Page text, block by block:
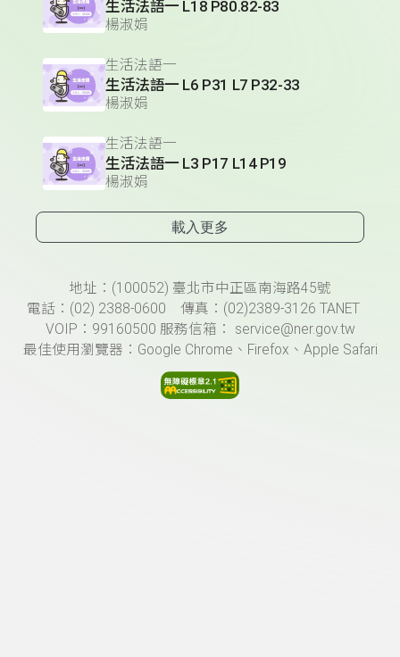
生活法語一 L18 P80.82-83
楊淑娟
生活法語一
生活法語一 L6 P31 L7 P32-33
楊淑娟
生活法語一
生活法語一 L3 P17 L14 P19
楊淑娟
載入更多
頁尾資訊地址：(100052) 臺北市中正區南海路45號
電話：(02) 2388-0600 傳真：(02)2389-3126 TANET
VOIP：99160500 服務信箱： service@ner.gov.tw
最佳使用瀏覽器：Google Chrome、Firefox、Apple Safari